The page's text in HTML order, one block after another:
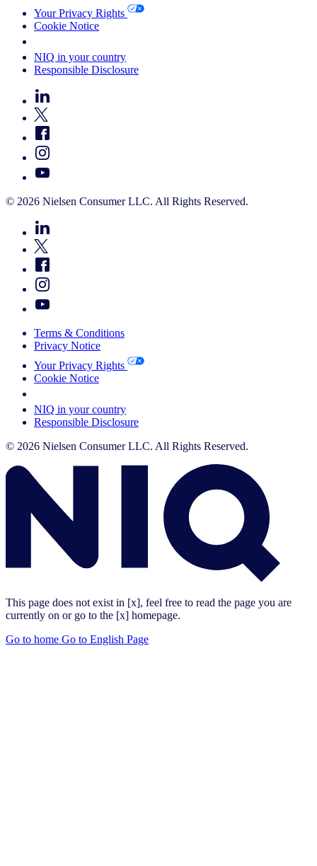
Your Privacy Rights
Cookie Notice
NIQ in your country
Responsible Disclosure
© 2026 Nielsen Consumer LLC. All Rights Reserved.
Terms & Conditions
Privacy Notice
Your Privacy Rights
Cookie Notice
NIQ in your country
Responsible Disclosure
© 2026 Nielsen Consumer LLC. All Rights Reserved.
This page does not exist in [x], feel free to read the page you are
currently on or go to the [x] homepage.
Go to home Go to English Page